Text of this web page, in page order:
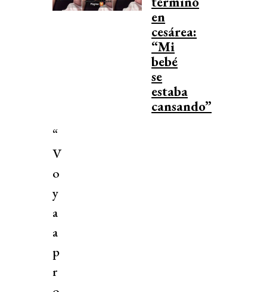
en
cesárea:
“Mi
bebé
se
estaba
cansando”
“
V
o
y
a
a
p
r